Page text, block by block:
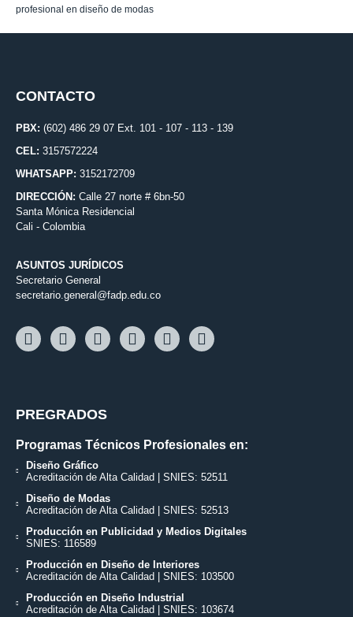
profesional en diseño de modas
CONTACTO
PBX: (602) 486 29 07 Ext. 101 - 107 - 113 - 139
CEL: 3157572224
WHATSAPP: 3152172709
DIRECCIÓN: Calle 27 norte # 6bn-50
Santa Mónica Residencial
Cali - Colombia
ASUNTOS JURÍDICOS
Secretario General
secretario.general@fadp.edu.co
PREGRADOS
Programas Técnicos Profesionales en:
Diseño Gráfico
Acreditación de Alta Calidad | SNIES: 52511
Diseño de Modas
Acreditación de Alta Calidad | SNIES: 52513
Producción en Publicidad y Medios Digitales
SNIES: 116589
Producción en Diseño de Interiores
Acreditación de Alta Calidad | SNIES: 103500
Producción en Diseño Industrial
Acreditación de Alta Calidad | SNIES: 103674